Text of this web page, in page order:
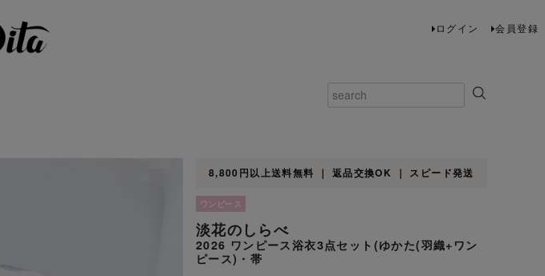
ログイン 会員登録
8,800円以上送料無料 ｜ 返品交換OK ｜ スピード発送
ワンピース
2026 ワンピース浴衣3点セット(ゆかた(羽織+ワン
ピース)・帯
淡花のしらべ